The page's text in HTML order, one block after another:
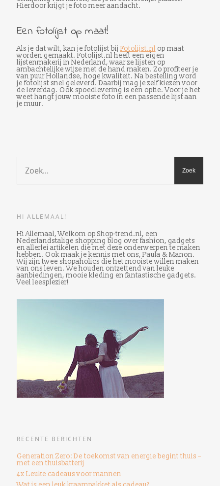
Hierdoor krijgt je foto meer aandacht.
Een fotolijst op maat!
Als je dat wilt, kan je fotolijst bij Fotolijst.nl op maat
worden gemaakt. Fotolijst.nl heeft een eigen
lijstenmakerij in Nederland, waar ze lijsten op
ambachtelijke wijze met de hand maken. Zo profiteer je
van puur Hollandse, hoge kwaliteit. Na bestelling word
je fotolijst snel geleverd. Daarbij mag je zelf kiezen voor
de leverdag. Ook spoedlevering is een optie. Voor je het
weet hangt jouw mooiste foto in een passende lijst aan
je muur!
HI ALLEMAAL!
Hi Allemaal, Welkom op Shop-trend.nl, een
Nederlandstalige shopping blog over fashion, gadgets
en allerlei artikelen die met deze onderwerpen te maken
hebben. Ook maak je kennis met ons, Paula & Manon.
Wij zijn twee shopaholics die het mooiste willen maken
van ons leven. We houden ontzettend van leuke
aanbiedingen, mooie kleding en fantastische gadgets.
Veel leesplezier!
RECENTE BERICHTEN
Generation Zero: De toekomst van energie begint thuis –
met een thuisbatterij
4x Leuke cadeaus voor mannen